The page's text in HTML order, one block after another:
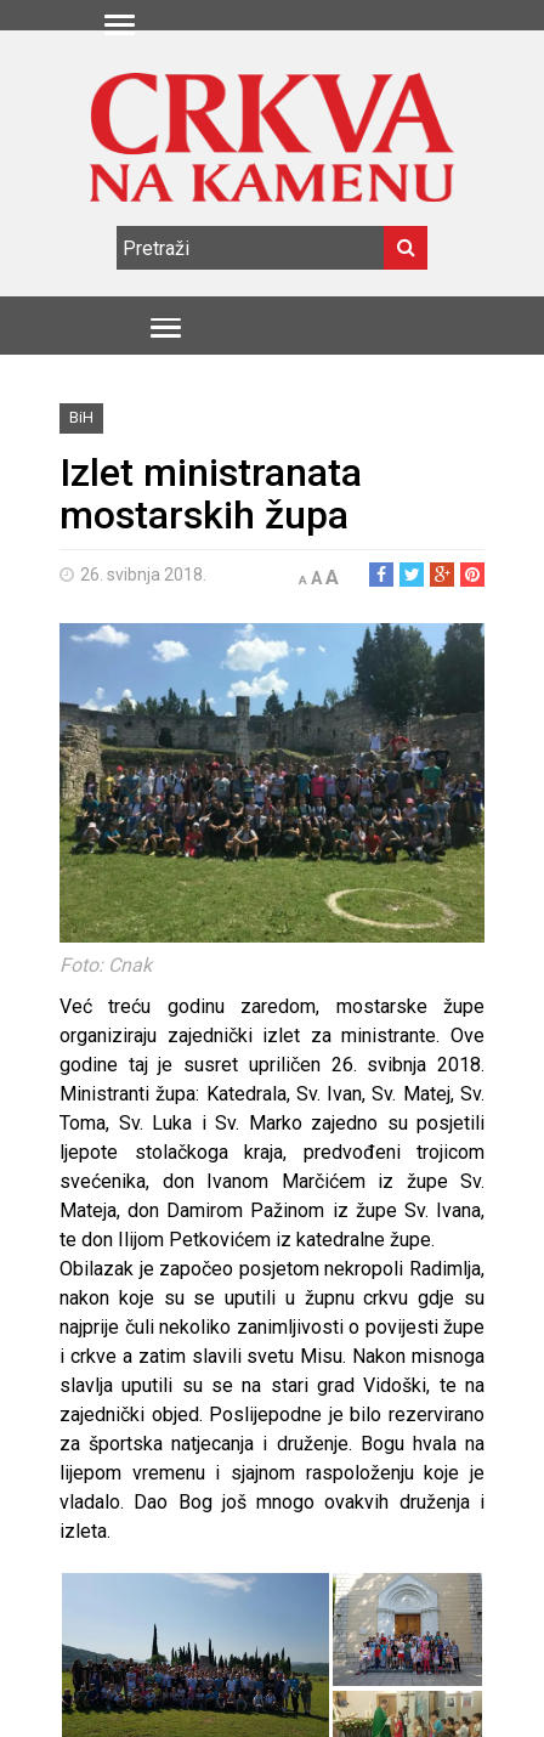
BiH
Izlet ministranata
mostarskih župa
26. svibnja 2018. A AA
Foto: Cnak
Već treću godinu zaredom, mostarske župe
organiziraju zajednički izlet za ministrante. Ove
godine taj je susret upriličen 26. svibnja 2018.
Ministranti župa: Katedrala, Sv. Ivan, Sv. Matej, Sv.
Toma, Sv. Luka i Sv. Marko zajedno su posjetili
ljepote stolačkoga kraja, predvođeni trojicom
svećenika, don Ivanom Marčićem iz župe Sv.
Mateja, don Damirom Pažinom iz župe Sv. Ivana,
te don Ilijom Petkovićem iz katedralne župe.
Obilazak je započeo posjetom nekropoli Radimlja,
nakon koje su se uputili u župnu crkvu gdje su
najprije čuli nekoliko zanimljivosti o povijesti župe
i crkve a zatim slavili svetu Misu. Nakon misnoga
slavlja uputili su se na stari grad Vidoški, te na
zajednički objed. Poslijepodne je bilo rezervirano
za športska natjecanja i druženje. Bogu hvala na
lijepom vremenu i sjajnom raspoloženju koje je
vladalo. Dao Bog još mnogo ovakvih druženja i
izleta.